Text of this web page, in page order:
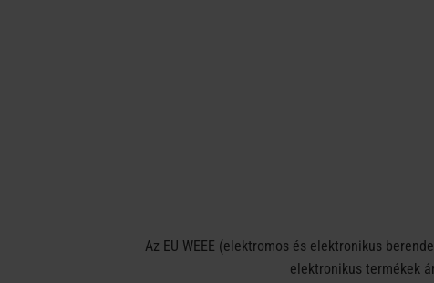
Az EU WEEE (elektromos és elektronikus
elektronikus termékek